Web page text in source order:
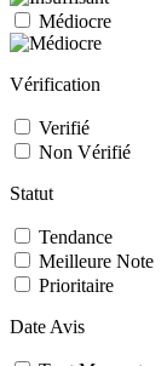
Médiocre
Vérification
Verifié
Non Vérifié
Statut
Tendance
Meilleure Note
Prioritaire
Date Avis